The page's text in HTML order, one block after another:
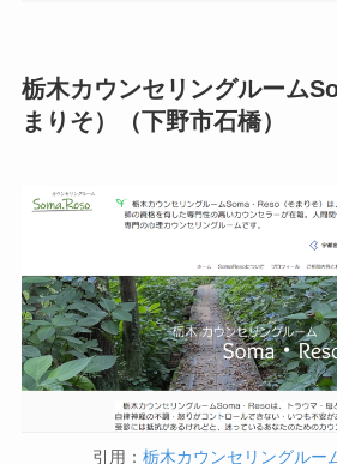
栃木カウンセリングルーム
まりそ）（下野市石橋）
引用： 栃木カウンセリングルー